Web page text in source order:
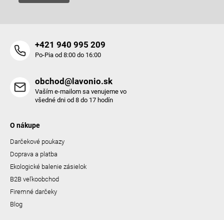
+421 940 995 209
Po-Pia od 8:00 do 16:00
obchod@lavonio.sk
Vaším e-mailom sa venujeme vo
všedné dni od 8 do 17 hodín
O nákupe
Darčekové poukazy
Doprava a platba
Ekologické balenie zásielok
B2B veľkoobchod
Firemné darčeky
Blog